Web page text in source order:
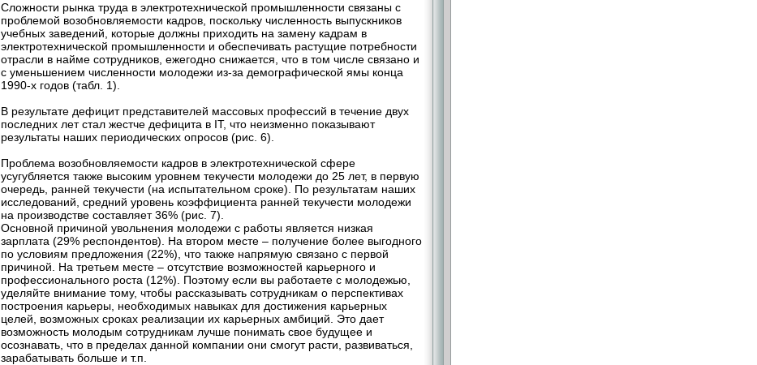
Сложности рынка труда в электротехнической промышленности связаны с
проблемой возобновляемости кадров, поскольку численность выпускников
учебных заведений, которые должны приходить на замену кадрам в
электротехнической промышленности и обеспечивать растущие потребности
отрасли в найме сотрудников, ежегодно снижается, что в том числе связано и
с уменьшением численности молодежи из-за демографической ямы конца
1990-х годов (табл. 1).
В результате дефицит представителей массовых профессий в течение двух
последних лет стал жестче дефицита в IT, что неизменно показывают
результаты наших периодических опросов (рис. 6).
Проблема возобновляемости кадров в электротехнической сфере
усугубляется также высоким уровнем текучести молодежи до 25 лет, в первую
очередь, ранней текучести (на испытательном сроке). По результатам наших
исследований, средний уровень коэффициента ранней текучести молодежи
на производстве составляет 36% (рис. 7).
Основной причиной увольнения молодежи с работы является низкая
зарплата (29% респондентов). На втором месте – получение более выгодного
по условиям предложения (22%), что также напрямую связано с первой
причиной. На третьем месте – отсутствие возможностей карьерного и
профессионального роста (12%). Поэтому если вы работаете с молодежью,
уделяйте внимание тому, чтобы рассказывать сотрудникам о перспективах
построения карьеры, необходимых навыках для достижения карьерных
целей, возможных сроках реализации их карьерных амбиций. Это дает
возможность молодым сотрудникам лучше понимать свое будущее и
осознавать, что в пределах данной компании они смогут расти, развиваться,
зарабатывать больше и т.п.